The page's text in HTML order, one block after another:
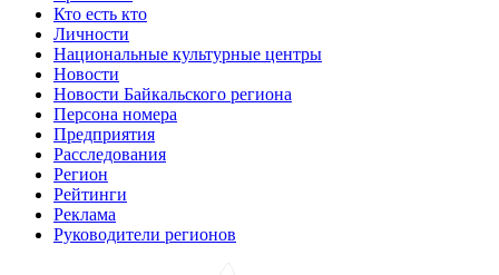
Кто есть кто
Личности
Национальные культурные центры
Новости
Новости Байкальского региона
Персона номера
Предприятия
Расследования
Регион
Рейтинги
Реклама
Руководители регионов